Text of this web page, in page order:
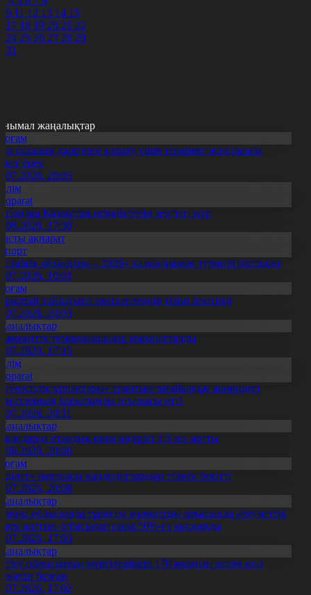
10 11 12 13 14 15
17 18 19 20 21 22
24 25 26 27 28 29
31
жаңалықтар
салалық дәрігерге қаралу үшін терапевт жолдамасы
емес
20:05
Қазақстан өсімдіктерін зерттеп жүр
17:30
ақпарат
ойындары – 2026» халықаралық турнирі басталды
10:01
сайлауына үміткерлердің тізімі бекітілді
20:03
теміржолшылар марапатталды
17:15
ұрпақтары» грантын тағайындау жөніндегі
қорытынды отырысы өтті
20:11
отандық өнім өндірісі 1,5 есе артты
20:06
партиясы кандидаттардың тізімін бекітті
20:08
облысында тұрақты жұмыстың арқасында әлеуметтік
алатын отбасылар саны 50%-ға қысқарды
17:03
облысының жүргізушілері 170 мыңнан астам жол
бұзған
17:02